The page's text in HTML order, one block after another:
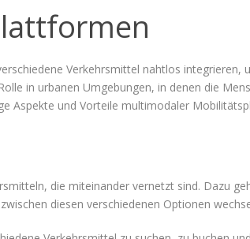
Verkehrsmittel nahtlos integrieren,
in urbanen Umgebungen, in denen die
Aspekte und Vorteile multimodaler
die miteinander vernetzt sind. Dazu
diesen verschiedenen Optionen